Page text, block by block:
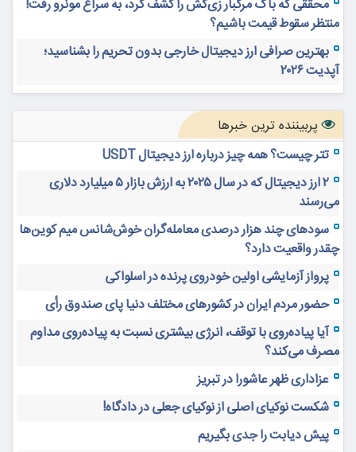
محققی که باگ مرگبار زی‌کش را کشف کرد، به سراغ مونرو رفت!
منتظر سقوط قیمت باشیم؟
بهترین صرافی ارز دیجیتال خارجی بدون تحریم را بشناسید؛
آپدیت ۲۰۲۶
پربیننده ترین خبرها
تتر چیست؟ همه چیز درباره ارز دیجیتال USDT
۲ ارز دیجیتال که در سال ۲۰۲۵ به ارزش بازار ۵ میلیارد دلاری
می‌رسند
سودهای چند هزار درصدی معامله‌گران خوش‌شانس میم کوین‌ها
چقدر واقعیت دارد؟
پرواز آزمایشی اولین خودروی پرنده در اسلواکی
حضور مردم ایران در کشورهای مختلف دنیا پای صندوق رأی
آیا پیاده‌روی با توقف، انرژی بیشتری نسبت به پیاده‌روی مداوم
مصرف می‌کند؟
عزاداری ظهر عاشورا در تبریز
شکست نوکیای اصلی از نوکیای جعلی در دادگاه!
پیش دیابت را جدی بگیریم